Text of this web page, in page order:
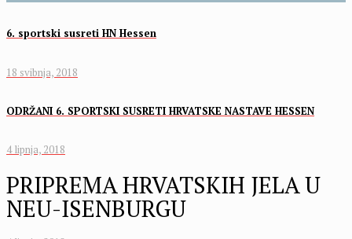
6. sportski susreti HN Hessen
18 svibnja, 2018
ODRŽANI 6. SPORTSKI SUSRETI HRVATSKE NASTAVE HESSEN
4 lipnja, 2018
PRIPREMA HRVATSKIH JELA U
NEU-ISENBURGU